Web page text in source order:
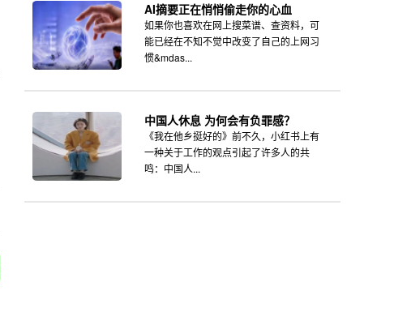
AI摘要正在悄悄偷走你的心血
如果你也喜欢在网上搜菜谱、查资料，可
能已经在不知不觉中改变了自己的上网习
惯&mdas...
中国人休息 为何会有负罪感？
《我在他乡挺好的》前不久，小红书上有
一种关于工作的观点引起了许多人的共
鸣：中国人...